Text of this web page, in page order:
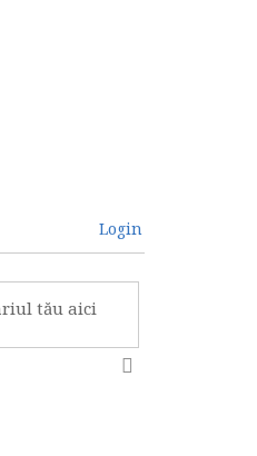
Login